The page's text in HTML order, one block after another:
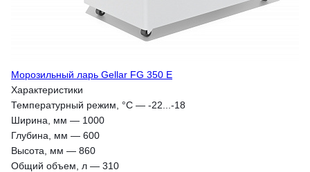
Морозильный ларь Gellar FG 350 E
Характеристики
Температурный режим, °С — -22...-18
Ширина, мм — 1000
Глубина, мм — 600
Высота, мм — 860
Общий объем, л — 310